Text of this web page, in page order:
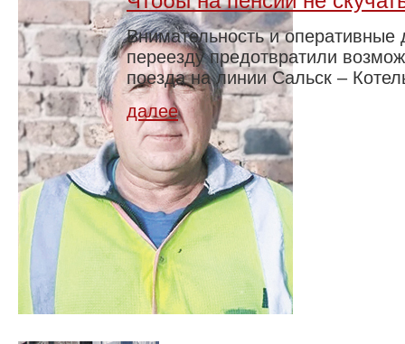
Внимательность и оперативные
переезду предотвратили
поезда на линии Сальск –
далее